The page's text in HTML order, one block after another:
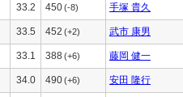
33.2 450(-8) 手塚 貴久
33.5 452 (+2) 武市 康男
33.1 388(+6) 藤岡 健一
34.0 490(+6) 安田 隆行